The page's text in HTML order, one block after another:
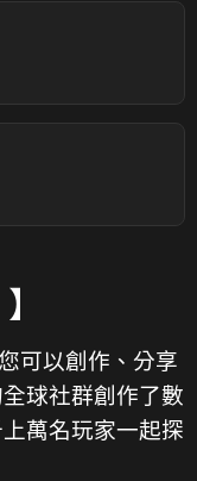
可以創作、分享
球社群創作了數
萬名玩家一起探